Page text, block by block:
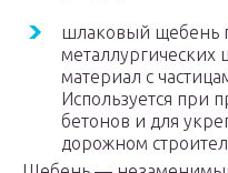
шлаковый щебень
металлургических
материал с
Используется при
бетонов и для
дорожном